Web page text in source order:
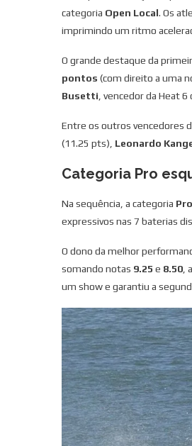
categoria Open Local. Os
imprimindo um ritmo
O grande destaque da
pontos (com direito a uma
Busetti, vencedor da Heat 6
Entre os outros vencedores
(11.25 pts), Leonardo
Categoria Pro
Na sequência, a categoria Pro
expressivos nas 7 baterias
O dono da melhor
somando notas 9.25 e 8.50,
um show e garantiu a